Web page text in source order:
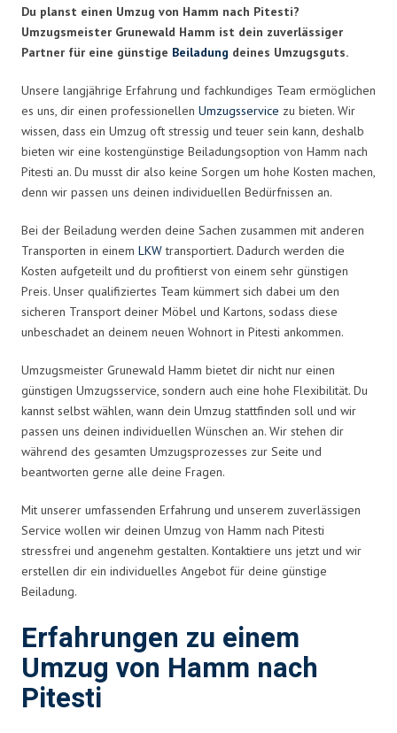
Du planst einen Umzug von Hamm nach Pitesti?
Umzugsmeister Grunewald Hamm ist dein zuverlässiger
Partner für eine günstige Beiladung deines Umzugsguts.
Unsere langjährige Erfahrung und fachkundiges Team ermöglichen
es uns, dir einen professionellen Umzugsservice zu bieten. Wir
wissen, dass ein Umzug oft stressig und teuer sein kann, deshalb
bieten wir eine kostengünstige Beiladungsoption von Hamm nach
Pitesti an. Du musst dir also keine Sorgen um hohe Kosten machen,
denn wir passen uns deinen individuellen Bedürfnissen an.
Bei der Beiladung werden deine Sachen zusammen mit anderen
Transporten in einem LKWtransportiert. Dadurch werden die
Kosten aufgeteilt und du profitierst von einem sehr günstigen
Preis. Unser qualifiziertes Team kümmert sich dabei um den
sicheren Transport deiner Möbel und Kartons, sodass diese
unbeschadet an deinem neuen Wohnort in Pitesti ankommen.
Umzugsmeister Grunewald Hamm bietet dir nicht nur einen
günstigen Umzugsservice, sondern auch eine hohe Flexibilität. Du
kannst selbst wählen, wann dein Umzug stattfinden soll und wir
passen uns deinen individuellen Wünschen an. Wir stehen dir
während des gesamten Umzugsprozesses zur Seite und
beantworten gerne alle deine Fragen.
Mit unserer umfassenden Erfahrung und unserem zuverlässigen
Service wollen wir deinen Umzug von Hamm nach Pitesti
stressfrei und angenehm gestalten. Kontaktiere uns jetzt und wir
erstellen dir ein individuelles Angebot für deine günstige
Beiladung.
Erfahrungen zu einem
Umzug von Hamm nach
Pitesti